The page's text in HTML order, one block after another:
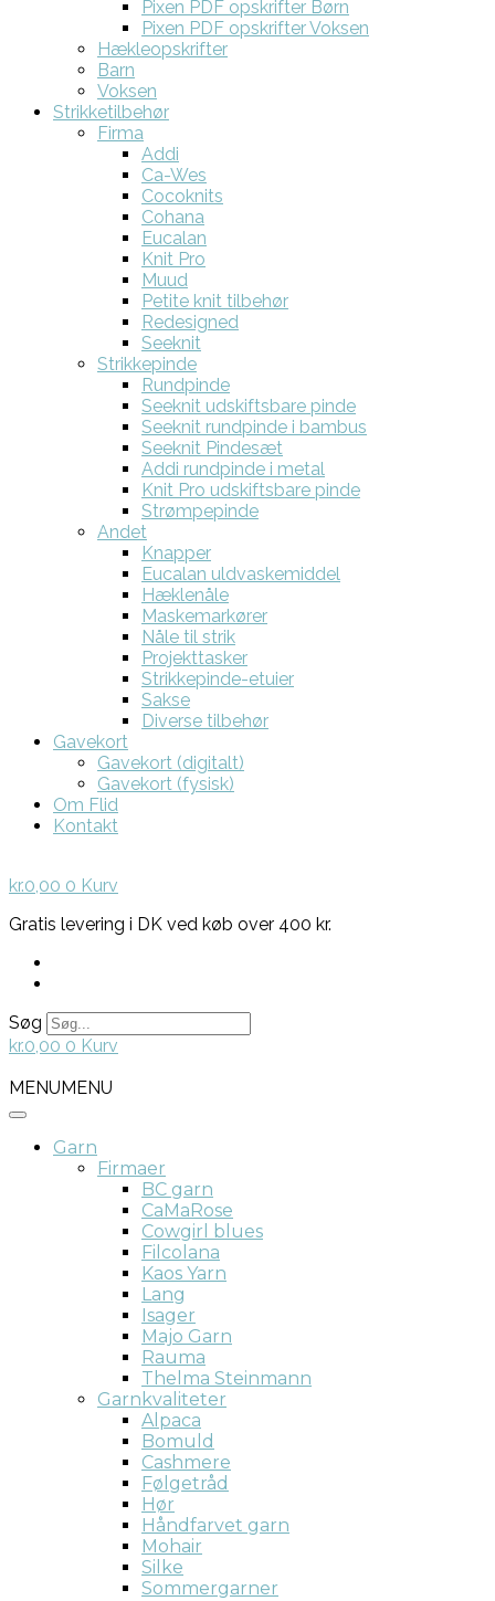
Pixen PDF opskrifter Børn
Pixen PDF opskrifter Voksen
Hækleopskrifter
Barn
Voksen
Strikketilbehør
Firma
Addi
Ca-Wes
Cocoknits
Cohana
Eucalan
Knit Pro
Muud
Petite knit tilbehør
Redesigned
Seeknit
Strikkepinde
Rundpinde
Seeknit udskiftsbare pinde
Seeknit rundpinde i bambus
Seeknit Pindesæt
Addi rundpinde i metal
Knit Pro udskiftsbare pinde
Strømpepinde
Andet
Knapper
Eucalan uldvaskemiddel
Hæklenåle
Maskemarkører
Nåle til strik
Projekttasker
Strikkepinde-etuier
Sakse
Diverse tilbehør
Gavekort
Gavekort (digitalt)
Gavekort (fysisk)
Om Flid
Kontakt
kr.0,00 0 Kurv
Gratis levering i DK ved køb over 400 kr.
Søg
kr.0,00 0 Kurv
MENUMENU
Garn
Firmaer
BC garn
CaMaRose
Cowgirl blues
Filcolana
Kaos Yarn
Lang
Isager
Majo Garn
Rauma
Thelma Steinmann
Garnkvaliteter
Alpaca
Bomuld
Cashmere
Følgetråd
Hør
Håndfarvet garn
Mohair
Silke
Sommergarner